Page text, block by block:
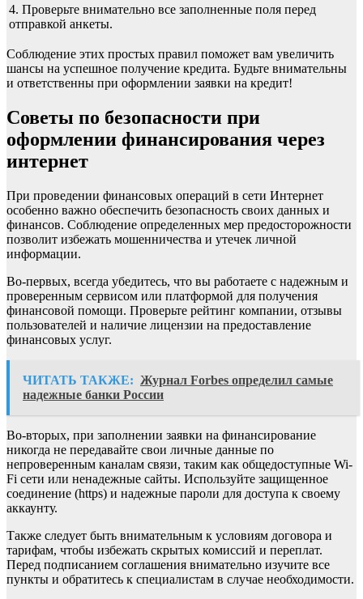
4. Проверьте внимательно все заполненные поля перед
отправкой анкеты.
Соблюдение этих простых правил поможет вам увеличить
шансы на успешное получение кредита. Будьте внимательны
и ответственны при оформлении заявки на кредит!
Советы по безопасности при
оформлении финансирования через
интернет
При проведении финансовых операций в сети Интернет
особенно важно обеспечить безопасность своих данных и
финансов. Соблюдение определенных мер предосторожности
позволит избежать мошенничества и утечек личной
информации.
Во-первых, всегда убедитесь, что вы работаете с надежным и
проверенным сервисом или платформой для получения
финансовой помощи. Проверьте рейтинг компании, отзывы
пользователей и наличие лицензии на предоставление
финансовых услуг.
ЧИТАТЬ ТАКЖЕ: Журнал Forbes определил самые
надежные банки России
Во-вторых, при заполнении заявки на финансирование
никогда не передавайте свои личные данные по
непроверенным каналам связи, таким как общедоступные Wi-
Fi сети или ненадежные сайты. Используйте защищенное
соединение (https) и надежные пароли для доступа к своему
аккаунту.
Также следует быть внимательным к условиям договора и
тарифам, чтобы избежать скрытых комиссий и переплат.
Перед подписанием соглашения внимательно изучите все
пункты и обратитесь к специалистам в случае необходимости.